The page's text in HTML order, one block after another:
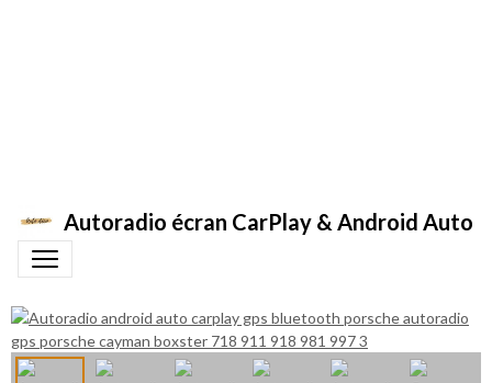
Autoradio écran CarPlay & Android Auto